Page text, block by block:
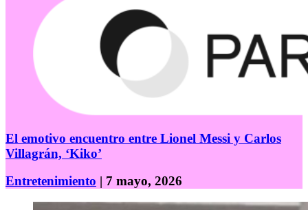
El emotivo encuentro entre Lionel Messi y Carlos
Villagrán, ‘Kiko’
Entretenimiento | 7 mayo, 2026